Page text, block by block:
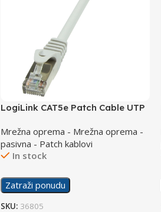
LogiLink CAT5e Patch Cable UTP
Mrežna oprema - Mrežna oprema -
pasivna - Patch kablovi
In stock
Zatraži ponudu
SKU: 36805